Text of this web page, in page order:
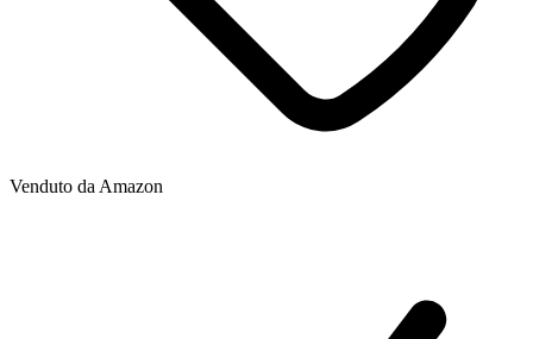
Venduto da Amazon